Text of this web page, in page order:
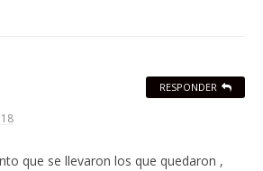
que se llevaron los que quedaron ,
RESPONDER